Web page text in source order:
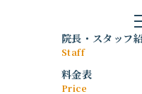
院長 ・ スタッフ
Staff
料金表
Price